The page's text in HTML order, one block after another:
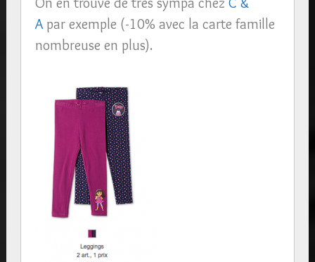
Apar exemple (-10% avec la carte famille
nombreuse en plus).